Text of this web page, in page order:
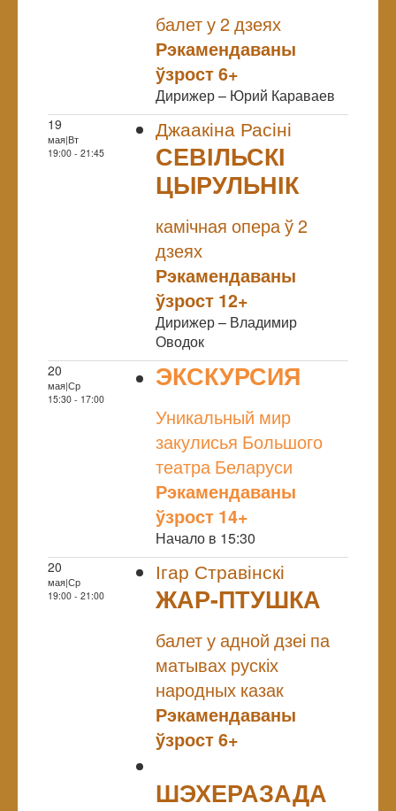
балет у 2 дзеях
Рэкамендаваны
ўзрост 6+
Дирижер – Юрий Караваев
19
мая|Вт
19:00 - 21:45
Джаакіна Расіні
СЕВІЛЬСКІ
ЦЫРУЛЬНІК
камічная опера ў 2
дзеях
Рэкамендаваны
ўзрост 12+
Дирижер – Владимир
Оводок
20
мая|Ср
15:30 - 17:00
ЭКСКУРСИЯ
Уникальный мир
закулисья Большого
театра Беларуси
Рэкамендаваны
ўзрост 14+
Начало в 15:30
20
мая|Ср
19:00 - 21:00
Ігар Стравінскі
ЖАР-ПТУШКА
балет у адной дзеі па
матывах рускіх
народных казак
Рэкамендаваны
ўзрост 6+
ШЭХЕРАЗАДА